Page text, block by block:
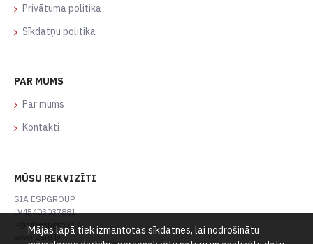
Privātuma politika
Sīkdatņu politika
PAR MUMS
Par mums
Kontakti
MŪSU REKVIZĪTI
SIA ESPGROUP
LV45403037881
ugis@espgroup.lv
www.gard.lv
Mājas lapā tiek izmantotas sīkdatnes, lai nodrošinātu